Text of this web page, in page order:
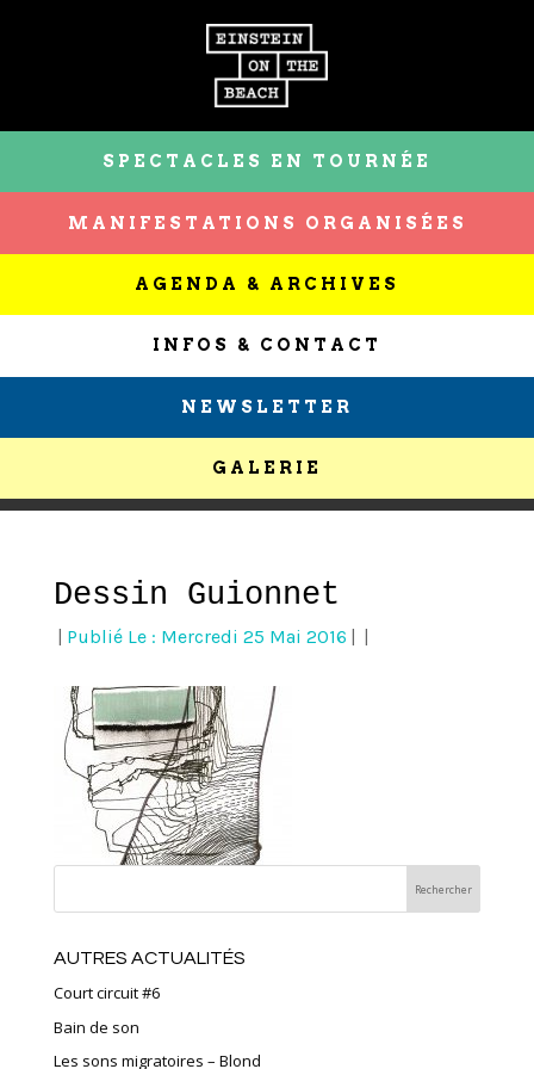
SPECTACLES EN TOURNÉE
MANIFESTATIONS ORGANISÉES
AGENDA & ARCHIVES
INFOS & CONTACT
NEWSLETTER
GALERIE
Dessin Guionnet
Publié Le : Mercredi 25 Mai 2016
AUTRES ACTUALITÉS
Court circuit #6
Bain de son
Les sons migratoires – Blond